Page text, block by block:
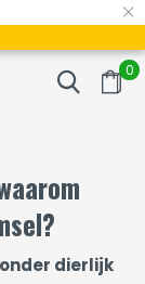
×
0
Vaak volgende
dierlijk